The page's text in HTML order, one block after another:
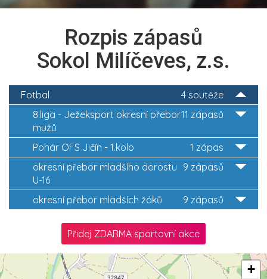
Rozpis zápasů
Sokol Milíčeves, z.s.
4 soutěže
Fotbal
11 zápasů
8.liga - Ježeksport okresní přebor
mužů
1 zápas
Pohár OFS Jičín - 1.kolo
9 zápasů
okresní přebor mladšího dorostu
U-16
9 zápasů
okresní přebor mladších žáků
Přidej ZDARMA sportovní akce
+